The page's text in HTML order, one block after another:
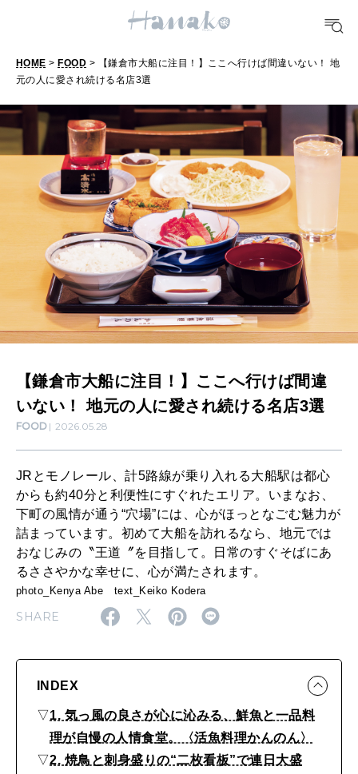
TRAVEL
FORTUNE
明日のわたし
[12星座別] Weekly Holoscope
[12星座別] Monthly Love Holoscope
女神まり愛のタロットメッセージ
算命学がわかる今月のあなた
HEALTH
自分にやさしく
LEARN
知る、考える
CULTURE
自分を耕す
WORK&MONEY
いい人生って？
2026年9月号「北海道 おいしく遊ぶ、夏のご褒美旅。」
2026年8月号『お茶の時間です。』
【
鎌
倉
大
船
に
注
目
！
こ
こ
へ
け
ば
間
違
い
な
！
地
の
HOME > FOOD > 【鎌倉市大船に注目！】ここへ行けば間違いない！ 地
元の人に愛され続ける名店3選
【鎌倉市大船に注目！】ここへ行けば間違
いない！ 地元の人に愛され続ける名店3選
FOOD 2026.05.28
JRとモノレール、計5路線が乗り入れる大船駅は都心
からも約40分と利便性にすぐれたエリア。いまなお、
下町の風情が通う“穴場”には、心がほっとなごむ魅力が
詰まっています。初めて大船を訪れるなら、地元では
おなじみの〝王道〞を目指して。日常のすぐそばにあ
るささやかな幸せに、心が満たされます。
photo_Kenya Abe text_Keiko Kodera
SHARE
INDEX
▽1. 気っ風の良さが心に沁みる、鮮魚と一品料
理が自慢の人情食堂。〈活魚料理かんのん〉
▽2. 焼鳥と刺身盛りの“二枚看板”で連日大盛